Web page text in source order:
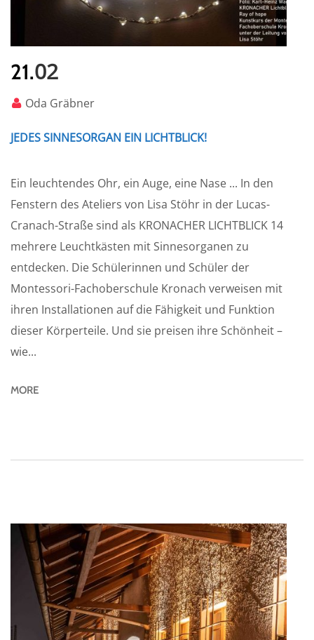
21.02
Oda Gräbner
JEDES SINNESORGAN EIN LICHTBLICK!
Ein leuchtendes Ohr, ein Auge, eine Nase ... In den
Fenstern des Ateliers von Lisa Stöhr in der Lucas-
Cranach-Straße sind als KRONACHER LICHTBLICK 14
mehrere Leuchtkästen mit Sinnesorganen zu
entdecken. Die Schülerinnen und Schüler der
Montessori-Fachoberschule Kronach verweisen mit
ihren Installationen auf die Fähigkeit und Funktion
dieser Körperteile. Und sie preisen ihre Schönheit –
wie...
MORE